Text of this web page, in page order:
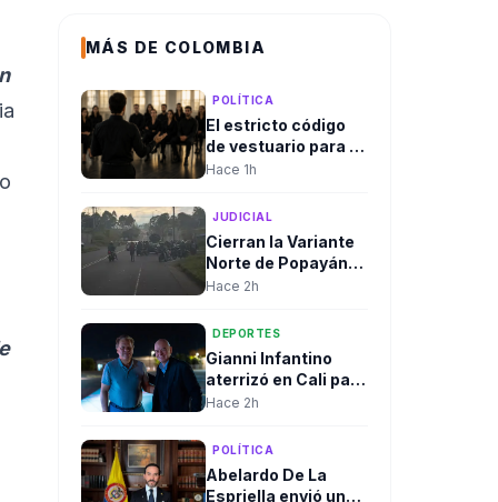
MÁS DE COLOMBIA
POLÍTICA
El estricto código
de vestuario para la
posesión de
Espriella despierta
expectativa entre
los invitados: Color
negro
Hace 1h
JUDICIAL
Cierran la Variante
Norte de Popayán
por hallazgo de un
sospechoso;
autoridades
realizaron
destrucción
controlada
Hace 2h
DEPORTES
Gianni Infantino
aterrizó en Cali para
la posesión
fútbol mundial
presente.
Hace 2h
POLÍTICA
Abelardo De La
Espriella envió un